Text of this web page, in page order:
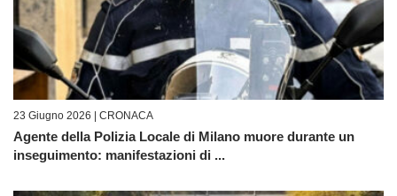
23 Giugno 2026 | CRONACA
Agente della Polizia Locale di Milano muore durante un
inseguimento: manifestazioni di ...